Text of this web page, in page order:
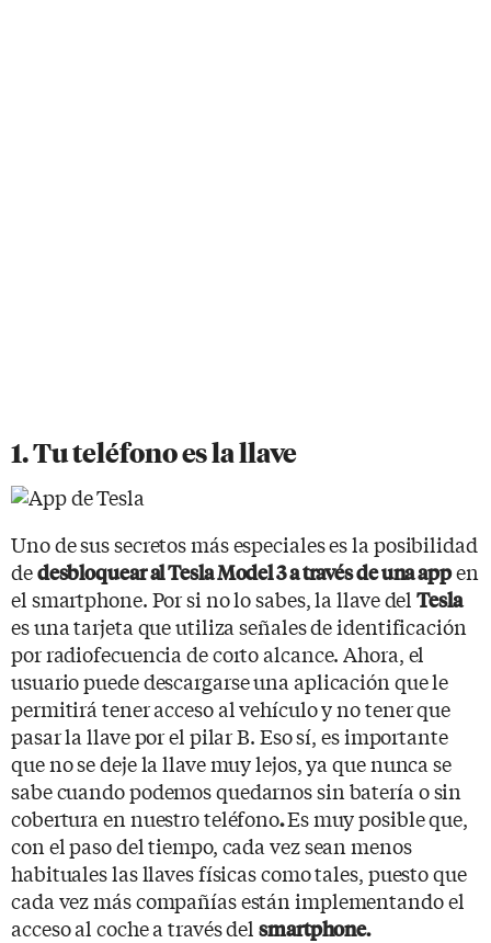
1. Tu teléfono es la llave
Uno de sus secretos más especiales es la posibilidad
dedesbloquear al Tesla Model 3 a través de una appen
el smartphone. Por si no lo sabes, la llave delTesla
es una tarjeta que utiliza señales de identificación
por radiofecuencia de corto alcance. Ahora, el
usuario puede descargarse una aplicación que le
permitirá tener acceso al vehículo y no tener que
pasar la llave por el pilar B. Eso sí, es importante
que no se deje la llave muy lejos, ya que nunca se
sabe cuando podemos quedarnos sin batería o sin
cobertura en nuestro teléfono.Es muy posible que,
con el paso del tiempo, cada vez sean menos
habituales las llaves físicas como tales, puesto que
cada vez más compañías están implementando el
acceso al coche a través delsmartphone.